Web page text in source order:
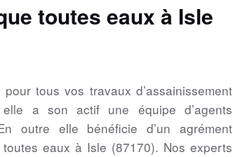
toutes eaux à Isle
tous vos travaux d’assainissement
a son actif une équipe d’agents
outre elle bénéficie d’un agrément
eaux à Isle (87170). Nos experts